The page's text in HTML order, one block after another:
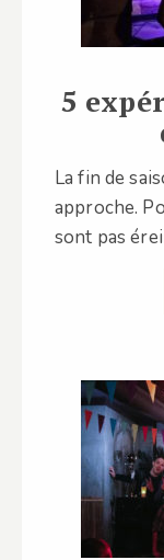
5
La fin de
approche.
sont pas